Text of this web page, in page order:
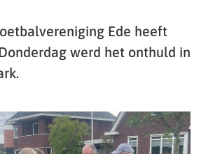
Ede heeft
werd het onthuld in